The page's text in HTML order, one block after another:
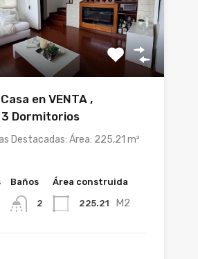
en VENTA ,
3 Dormitorios
Destacadas: Área: 225,21 m²
Baños
2
Área construida
225.21 M2